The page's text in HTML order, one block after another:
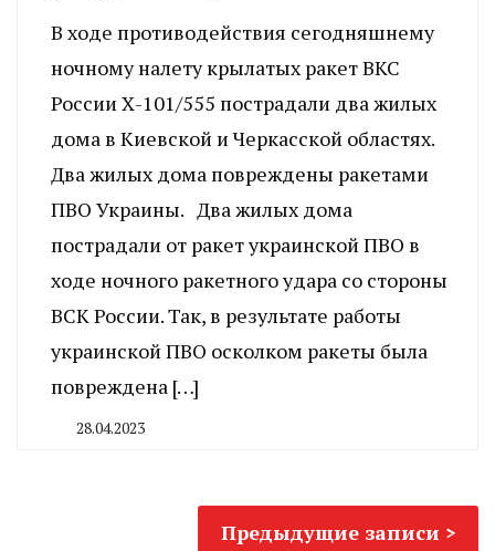
В ходе противодействия сегодняшнему
ночному налету крылатых ракет ВКС
России Х-101/555 пострадали два жилых
дома в Киевской и Черкасской областях.
Два жилых дома повреждены ракетами
ПВО Украины. Два жилых дома
пострадали от ракет украинской ПВО в
ходе ночного ракетного удара со стороны
ВСК России. Так, в результате работы
украинской ПВО осколком ракеты была
повреждена […]
28.04.2023
Предыдущие записи